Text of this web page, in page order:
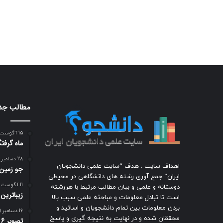
اهداف سایت : هدف “سایت علمی دانشجویان
ایران” جمع آوری رشته های دانشگاهی در محیطی
دوستانه و علمی و بیان مطالب مرتبط با هررشته
است تا تبادل معلومات و مباحثه علمی سبب بالا
بردن معلومات بین تمام دانشجویان و اساتید و
محققان شده و در نهایت به نتیجه گیری و پاسخ
مطالب
15 آگوست 2008
ماه گرفتگی
28 دسامبر 2009
جو
11 آگوست 2009
16 دسامبر 2009